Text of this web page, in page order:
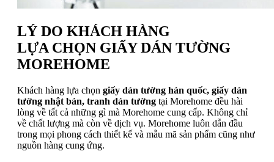
LÝ DO KHÁCH HÀNG
LỰA CHỌN GIẤY DÁN TƯỜNG
MOREHOME
Khách hàng lựa chọn giấy dán tường hàn quốc, giấy dán
tường nhật bản, tranh dán tường tại Morehome đều hài
lòng về tất cả những gì mà Morehome cung cấp. Không chỉ
về chất lượng mà còn về dịch vụ. Morehome luôn dẫn đầu
trong mọi phong cách thiết kế và mẫu mã sản phẩm cũng như
nguồn hàng cung ứng.